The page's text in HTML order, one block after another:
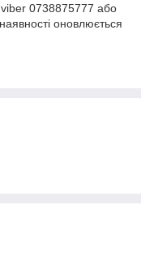
viber 0738875777 або
оновлюється